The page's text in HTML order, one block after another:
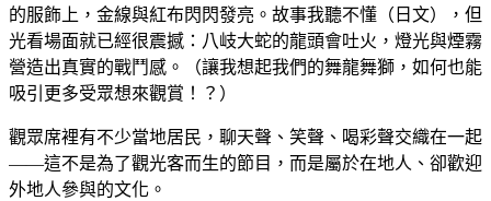
的服飾上，金線與紅布閃閃發亮。故事我聽不懂（日文），但
光看場面就已經很震撼：八岐大蛇的龍頭會吐火，燈光與煙霧
營造出真實的戰鬥感。（讓我想起我們的舞龍舞獅，如何也能
吸引更多受眾想來觀賞！？）
觀眾席裡有不少當地居民，聊天聲、笑聲、喝彩聲交織在一起
——這不是為了觀光客而生的節目，而是屬於在地人、卻歡迎
外地人參與的文化。